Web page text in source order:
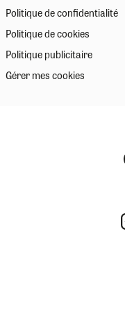
Politique de confidentialité
Politique de cookies
Politique publicitaire
Gérer mes cookies